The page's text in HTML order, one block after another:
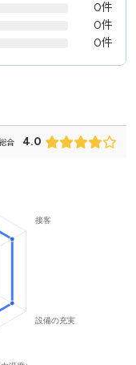
0件
0件
0件
合 4.0